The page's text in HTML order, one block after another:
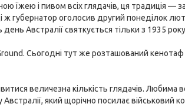
їжею і пивом всіх глядачів, ця традиція —
ж губернатор оголосив другий понеділок
Австралії святкується тільки з 1935
Сьогодні тут же розташований
величезна кількість глядачів. Любима
Австралії, який щорічно посилає